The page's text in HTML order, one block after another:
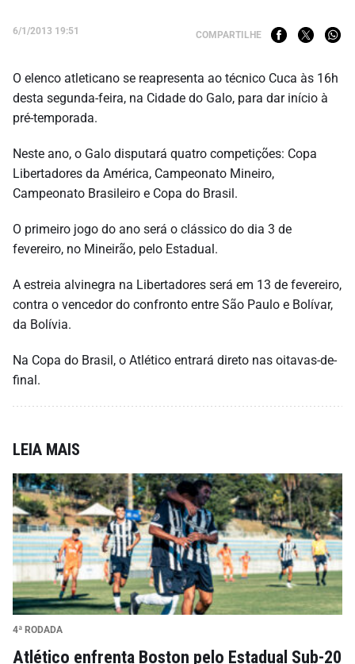
6/1/2013 19:51 COMPARTILHE
O elenco atleticano se reapresenta ao técnico Cuca às 16h
desta segunda-feira, na Cidade do Galo, para dar início à
pré-temporada.
Neste ano, o Galo disputará quatro competições: Copa
Libertadores da América, Campeonato Mineiro,
Campeonato Brasileiro e Copa do Brasil.
O primeiro jogo do ano será o clássico do dia 3 de
fevereiro, no Mineirão, pelo Estadual.
A estreia alvinegra na Libertadores será em 13 de fevereiro,
contra o vencedor do confronto entre São Paulo e Bolívar,
da Bolívia.
Na Copa do Brasil, o Atlético entrará direto nas oitavas-de-
final.
LEIA MAIS
4ª RODADA
Atlético enfrenta Boston pelo Estadual Sub-20